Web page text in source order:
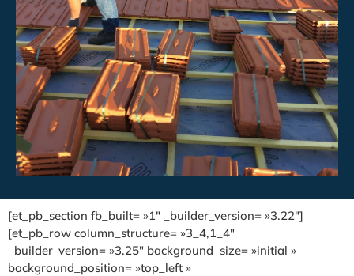
[et_pb_section fb_built= »1″ _builder_version= »3.22″]
[et_pb_row column_structure= »3_4,1_4″
_builder_version= »3.25″ background_size= »initial »
background_position= »top_left »